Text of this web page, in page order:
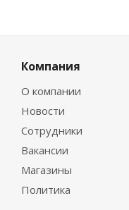
Компания
О компании
Новости
Сотрудники
Вакансии
Магазины
Политика